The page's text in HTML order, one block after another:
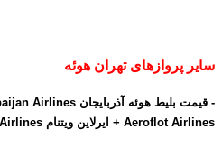
سایر پروازهای تهران هوئه
- قیمت بلیط هوئه آذربایجان Airlines
AeroflotAirlines + ایرلاین ویتنام Vietnam Airlines